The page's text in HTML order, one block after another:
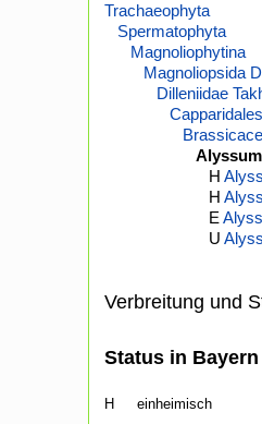
Trachaeophyta
Spermatophyta
Magnoliophytina
Magnoliopsida
Dilleniidae
H
H
E
U
Verbreitung und
Status in Bayern
H einheimisch